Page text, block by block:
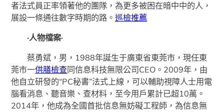
者法式員正率領著他的團隊，為更多被困在暗中中的人，
展設一條通往數字時期的路。巡檢推薦
·人物檔案·
蔡勇斌，男，1988年誕生于廣東省東莞市，現任東
莞市一供膳檢查同信息科技無限公司CEO。2009年，由
他自立研發的“PC秘書”法式上線，可以輔助視障人士用電
腦看消息、聽音樂、查材料，至今用戶累計已超10萬。
2014年，他成為全國首批信息無妨礙工程師，為信息無